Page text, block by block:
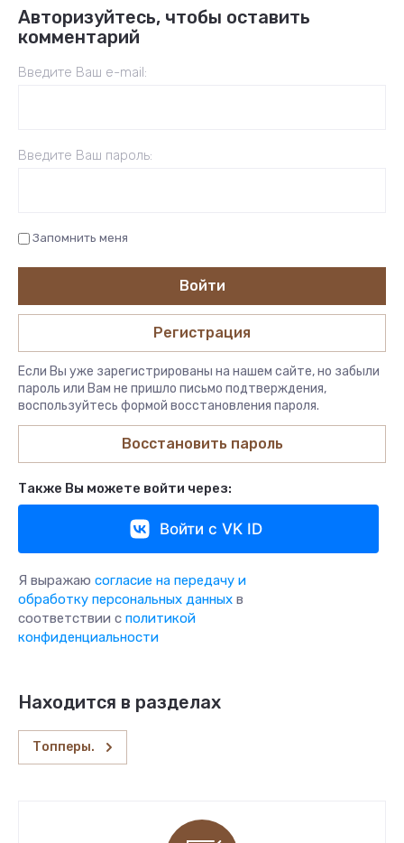
Авторизуйтесь, чтобы оставить
комментарий
Введите Ваш e-mail:
Введите Ваш пароль:
Запомнить меня
Войти
Регистрация
Если Вы уже зарегистрированы на нашем сайте, но забыли
пароль или Вам не пришло письмо подтверждения,
воспользуйтесь формой восстановления пароля.
Восстановить пароль
Также Вы можете войти через:
Войти с VK ID
Я выражаю согласие на передачу и
обработку персональных данных в
соответствии с политикой
конфиденциальности
Находится в разделах
Топперы.